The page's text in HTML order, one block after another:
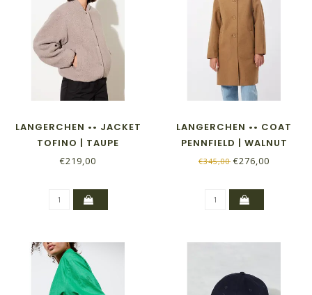
LANGERCHEN •• JACKET
TOFINO | TAUPE
€219,00
LANGERCHEN •• COAT
PENNFIELD | WALNUT
€345,00 €276,00